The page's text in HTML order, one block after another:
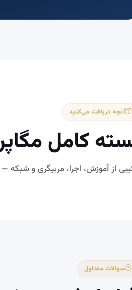
آنچه دریافت می‌کنید
کامل
از آموزش، اجرا، مربیگری و شبکه
سوالات متداول